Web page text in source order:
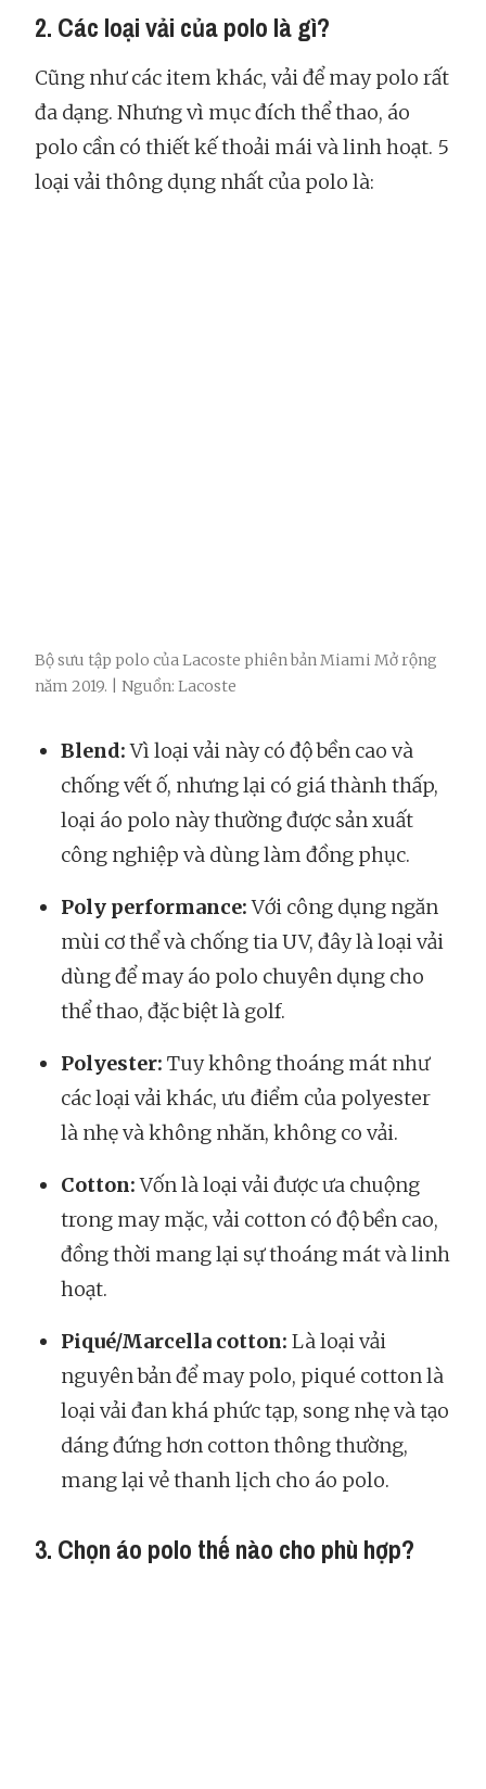
2. Các loại vải của polo là gì?
Cũng như các item khác, vải để may polo rất
đa dạng. Nhưng vì mục đích thể thao, áo
polo cần có thiết kế thoải mái và linh hoạt. 5
loại vải thông dụng nhất của polo là:
Bộ sưu tập polo của Lacoste phiên bản Miami Mở rộng
năm 2019. | Nguồn: Lacoste
Blend:Vì loại vải này có độ bền cao và
chống vết ố, nhưng lại có giá thành thấp,
loại áo polo này thường được sản xuất
công nghiệp và dùng làm đồng phục.
Poly performance:Với công dụng ngăn
mùi cơ thể và chống tia UV, đây là loại vải
dùng để may áo polo chuyên dụng cho
thể thao, đặc biệt là golf.
Polyester: Tuy không thoáng mát như
các loại vải khác, ưu điểm của polyester
là nhẹ và không nhăn, không co vải.
Cotton:Vốn là loại vải được ưa chuộng
trong may mặc, vải cotton có độ bền cao,
đồng thời mang lại sự thoáng mát và linh
hoạt.
Piqué/Marcella cotton: Là loại vải
nguyên bản để may polo, piqué cotton là
loại vải đan khá phức tạp, song nhẹ và tạo
dáng đứng hơn cotton thông thường,
mang lại vẻ thanh lịch cho áo polo.
3. Chọn áo polo thế nào cho phù hợp?